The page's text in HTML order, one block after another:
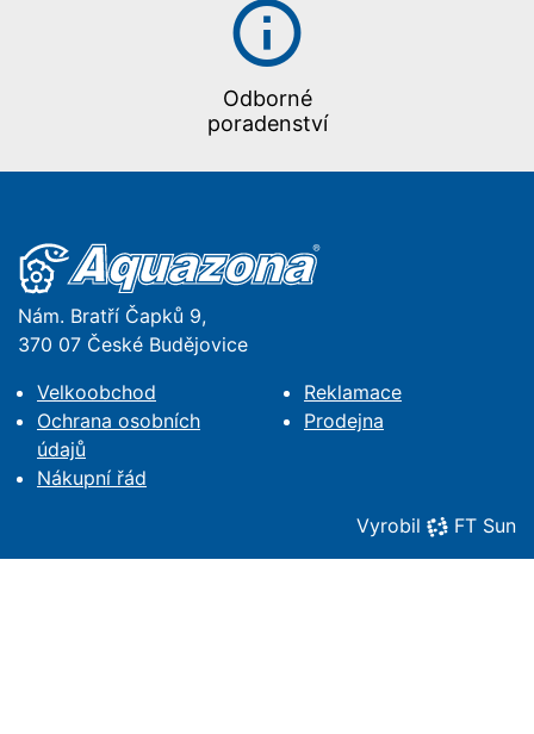
Odborné
poradenství
Nám. Bratří Čapků 9,
370 07 České Budějovice
Velkoobchod
Ochrana osobních
údajů
Nákupní řád
Reklamace
Prodejna
Vyrobil FT Sun